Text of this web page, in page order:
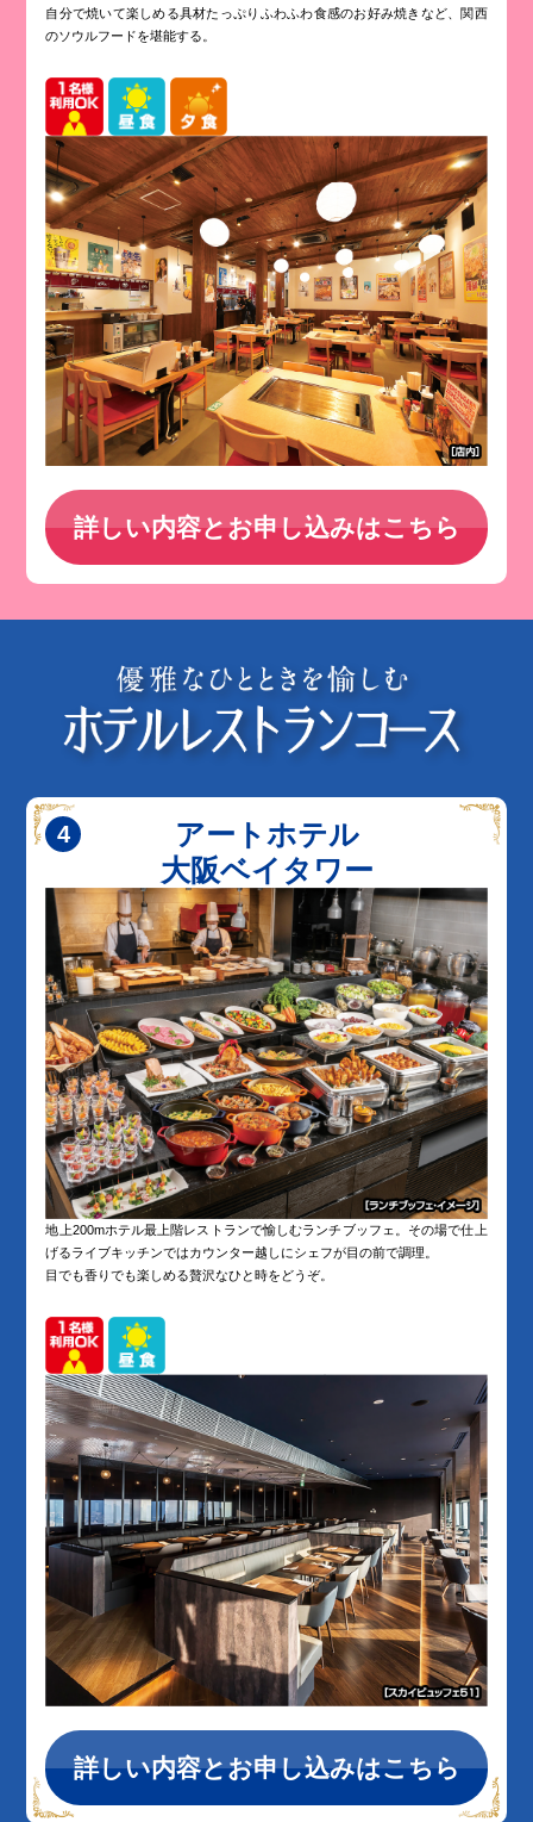
自分で焼いて楽しめる具材たっぷりふわふわ食感のお好み焼きなど、関西
のソウルフードを堪能する。
詳しい内容とお申し込みはこちら
アートホテル
大阪ベイタワー
地上200mホテル最上階レストランで愉しむランチブッフェ。その場で仕上
げるライブキッチンではカウンター越しにシェフが目の前で調理。
目でも香りでも楽しめる贅沢なひと時をどうぞ。
詳しい内容とお申し込みはこちら